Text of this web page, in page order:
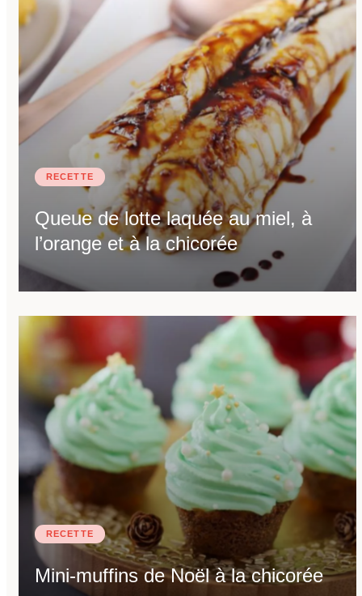
RECETTE
Queue de lotte laquée au miel, à
l’orange et à la chicorée
RECETTE
Mini-muffins de Noël à la chicorée